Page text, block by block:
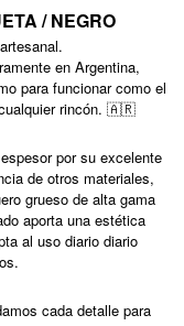
/ NEGRO
en Argentina,
para funcionar como el
cualquier rincón. 🇦🇷
por su excelente
de otros materiales,
grueso de alta gama
aporta una estética
al uso diario diario
cada detalle para